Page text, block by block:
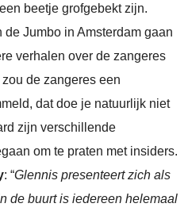
beetje grofgebekt zijn.
Jumbo in Amsterdam gaan
verhalen over de zangeres
de zangeres een
dat doe je natuurlijk niet
zijn verschillende
om te praten met insiders.
: “Glennis presenteert zich als
de buurt is iedereen helemaal